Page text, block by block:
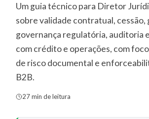
Um guia técnico para Diretor
sobre validade contratual, cessão,
governança regulatória, auditoria
com crédito e operações, com
de risco documental e
B2B.
27 min de leitura